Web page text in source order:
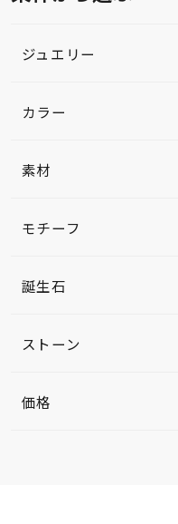
ジュエリー
カラー
素材
モチーフ
誕生石
ストーン
価格